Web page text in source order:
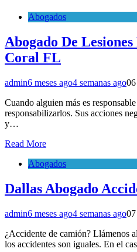
Abogados
Abogado De
Coral FL
admin6 meses ago4 semanas ago0
Cuando alguien más es
responsabilizarlos. Sus acciones
y…
Read More
Abogados
Dallas Abogado
admin6 meses ago4 semanas ago0
¿Accidente de camión? Llámenos
los accidentes son iguales. En el